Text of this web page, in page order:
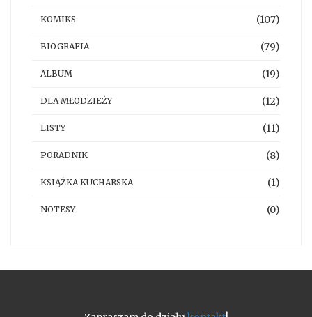
KOMIKS (107)
BIOGRAFIA (79)
ALBUM (19)
DLA MŁODZIEŻY (12)
LISTY (11)
PORADNIK (8)
KSIĄŻKA KUCHARSKA (1)
NOTESY (0)